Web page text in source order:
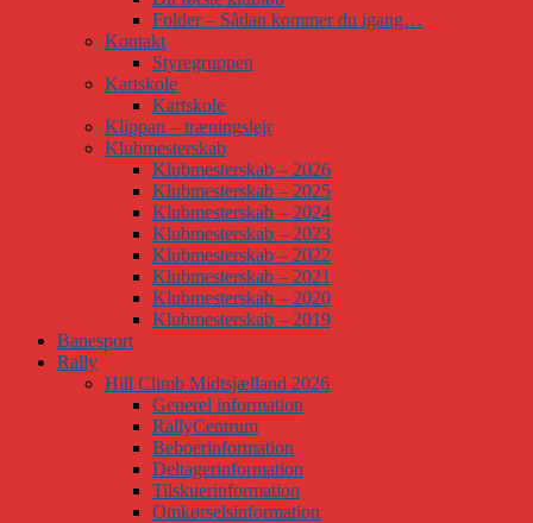
Folder – Sådan kommer du igang…
Kontakt
Styregruppen
Kartskole
Kartskole
Klippan – træningslejr
Klubmesterskab
Klubmesterskab – 2026
Klubmesterskab – 2025
Klubmesterskab – 2024
Klubmesterskab – 2023
Klubmesterskab – 2022
Klubmesterskab – 2021
Klubmesterskab – 2020
Klubmesterskab – 2019
Banesport
Rally
Hill Climb Midtsjælland 2026
Generel information
RallyCentrum
Beboerinformation
Deltagerinformation
Tilskuerinformation
Omkørselsinformation